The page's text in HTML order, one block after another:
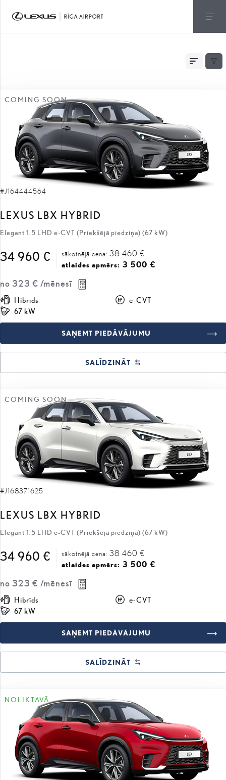
COMING SOON
#J164444564
LEXUS LBX HYBRID
Elegant 1.5 LHD e-CVT (Priekšējā piedziņa) (67 kW)
34 960 € sākotnējā cena: 38 460 €
atlaides apmērs: 3 500 €
no 323 € /mēnesī
Hibrīds
e-CVT
67 kW
SAŅEMT PIEDĀVĀJUMU
SALĪDZINĀT
COMING SOON
#J168371625
LEXUS LBX HYBRID
Elegant 1.5 LHD e-CVT (Priekšējā piedziņa) (67 kW)
34 960 € sākotnējā cena: 38 460 €
atlaides apmērs: 3 500 €
no 323 € /mēnesī
Hibrīds
e-CVT
67 kW
SAŅEMT PIEDĀVĀJUMU
SALĪDZINĀT
NOLIKTAVĀ